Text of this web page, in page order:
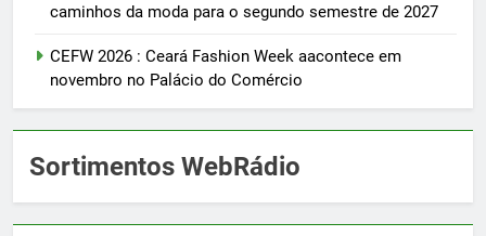
caminhos da moda para o segundo semestre de 2027
CEFW 2026 : Ceará Fashion Week aacontece em
novembro no Palácio do Comércio
Sortimentos WebRádio